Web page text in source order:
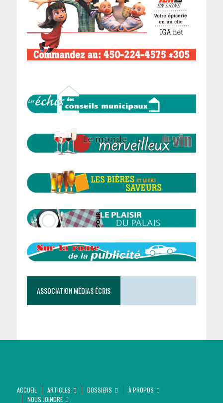
ASSOCIATION MÉDIAS ÉCRIS
ACCUEIL ARTICLES DOSSIERS
À PROPOS
NOUS JOINDRE